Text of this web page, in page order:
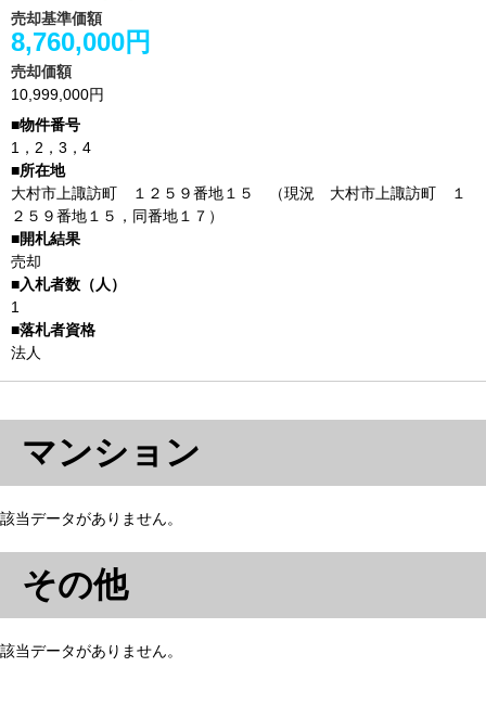
売却基準価額
8,760,000円
売却価額
10,999,000円
1，2，3，4
大村市上諏訪町 １２５９番地１５ （現況 大村市上諏訪町 １
２５９番地１５，同番地１７）
売却
1
法人
マンション
該当データがありません。
その他
該当データがありません。